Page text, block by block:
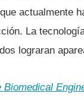
actualmente
La
lograran
Biomedical